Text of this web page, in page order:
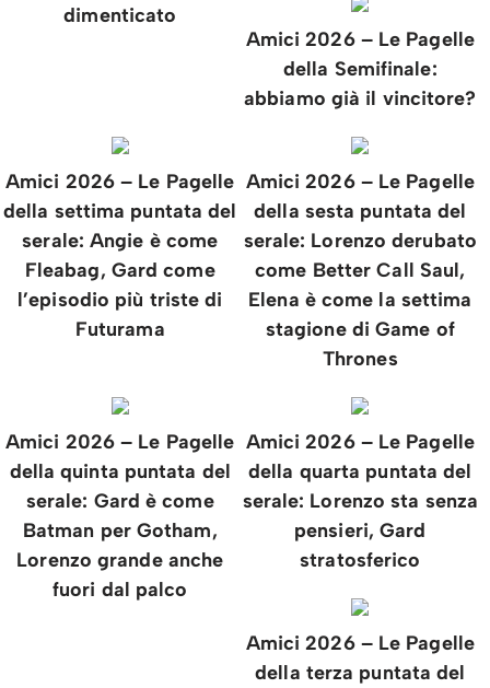
dimenticato
Amici 2026 – Le Pagelle
della Semifinale:
abbiamo già il vincitore?
Amici 2026 – Le Pagelle
della settima puntata del
serale: Angie è come
Fleabag, Gard come
l’episodio più triste di
Futurama
Amici 2026 – Le Pagelle
della sesta puntata del
serale: Lorenzo derubato
come Better Call Saul,
Elena è come la settima
stagione di Game of
Thrones
Amici 2026 – Le Pagelle
della quinta puntata del
serale: Gard è come
Batman per Gotham,
Lorenzo grande anche
fuori dal palco
Amici 2026 – Le Pagelle
della quarta puntata del
serale: Lorenzo sta senza
pensieri, Gard
stratosferico
Amici 2026 – Le Pagelle
della terza puntata del